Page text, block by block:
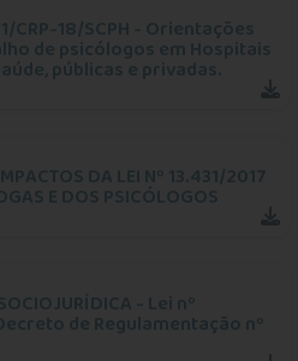
CRP-18/SCPH - Orientações
de psicólogos em Hospitais
públicas e privadas.
DA LEI Nº 13.431/2017
E DOS PSICÓLOGOS
- Lei nº
de Regulamentação nº